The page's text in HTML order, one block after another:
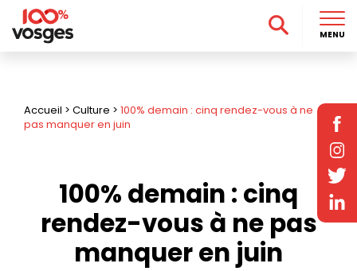
Accueil > Culture > 100% demain : cinq rendez-vous à ne
pas manquer en juin
100% demain : cinq
rendez-vous à ne pas
manquer en juin
MENU